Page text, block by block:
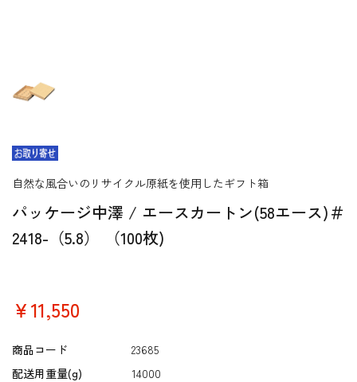
パッケージ中澤 / エースカートン(58エース)＃
2418-（5.8） （100枚)
自然な風合いのリサイクル原紙を使用したギフト箱
￥11,550
商品コード
23685
配送用重量(g)
14000